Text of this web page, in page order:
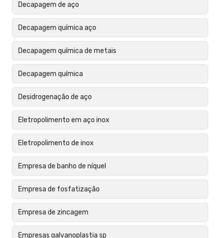
Decapagem de aço
Decapagem química aço
Decapagem química de metais
Decapagem química
Desidrogenação de aço
Eletropolimento em aço inox
Eletropolimento de inox
Empresa de banho de níquel
Empresa de fosfatização
Empresa de zincagem
Empresas galvanoplastia sp